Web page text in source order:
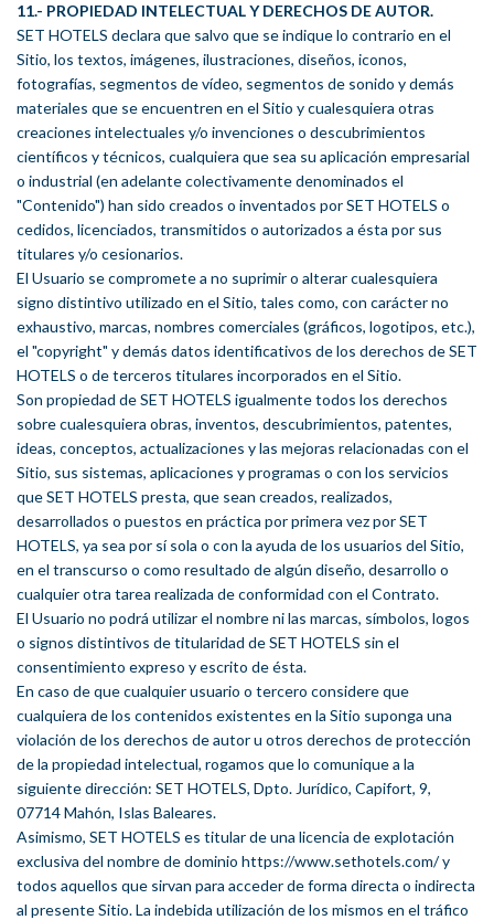
11.- PROPIEDAD INTELECTUAL Y DERECHOS DE AUTOR.
SET HOTELS declara que salvo que se indique lo contrario en el
Sitio, los textos, imágenes, ilustraciones, diseños, iconos,
fotografías, segmentos de vídeo, segmentos de sonido y demás
materiales que se encuentren en el Sitio y cualesquiera otras
creaciones intelectuales y/o invenciones o descubrimientos
científicos y técnicos, cualquiera que sea su aplicación empresarial
o industrial (en adelante colectivamente denominados el
"Contenido") han sido creados o inventados por SET HOTELS o
cedidos, licenciados, transmitidos o autorizados a ésta por sus
titulares y/o cesionarios.
El Usuario se compromete a no suprimir o alterar cualesquiera
signo distintivo utilizado en el Sitio, tales como, con carácter no
exhaustivo, marcas, nombres comerciales (gráficos, logotipos, etc.),
el "copyright" y demás datos identificativos de los derechos de SET
HOTELS o de terceros titulares incorporados en el Sitio.
Son propiedad de SET HOTELS igualmente todos los derechos
sobre cualesquiera obras, inventos, descubrimientos, patentes,
ideas, conceptos, actualizaciones y las mejoras relacionadas con el
Sitio, sus sistemas, aplicaciones y programas o con los servicios
que SET HOTELS presta, que sean creados, realizados,
desarrollados o puestos en práctica por primera vez por SET
HOTELS, ya sea por sí sola o con la ayuda de los usuarios del Sitio,
en el transcurso o como resultado de algún diseño, desarrollo o
cualquier otra tarea realizada de conformidad con el Contrato.
El Usuario no podrá utilizar el nombre ni las marcas, símbolos, logos
o signos distintivos de titularidad de SET HOTELS sin el
consentimiento expreso y escrito de ésta.
En caso de que cualquier usuario o tercero considere que
cualquiera de los contenidos existentes en la Sitio suponga una
violación de los derechos de autor u otros derechos de protección
de la propiedad intelectual, rogamos que lo comunique a la
siguiente dirección: SET HOTELS, Dpto. Jurídico, Capifort, 9,
07714 Mahón, Islas Baleares.
Asimismo, SET HOTELS es titular de una licencia de explotación
exclusiva del nombre de dominio https://www.sethotels.com/ y
todos aquellos que sirvan para acceder de forma directa o indirecta
al presente Sitio. La indebida utilización de los mismos en el tráfico